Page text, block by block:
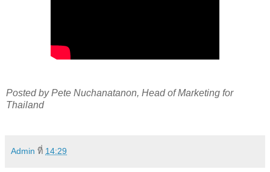
Posted by Pete Nuchanatanon, Head of Marketing for
Thailand
Admin ที่ 14:29